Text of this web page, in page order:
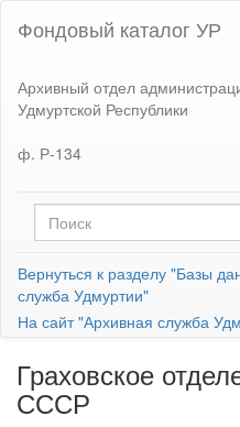
Фондовый каталог УР
Архивный отдел
Удмуртской Республики
ф. Р-134
Вернуться к разделу "Базы
служба Удмуртии"
На сайт "Архивная служба
Граховское
СССР